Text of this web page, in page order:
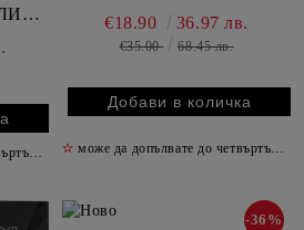
✫
€18.90 36.97 лв.
€35.00 68.45 лв.
✫ може да допълвате до четвъртък включително
-36%